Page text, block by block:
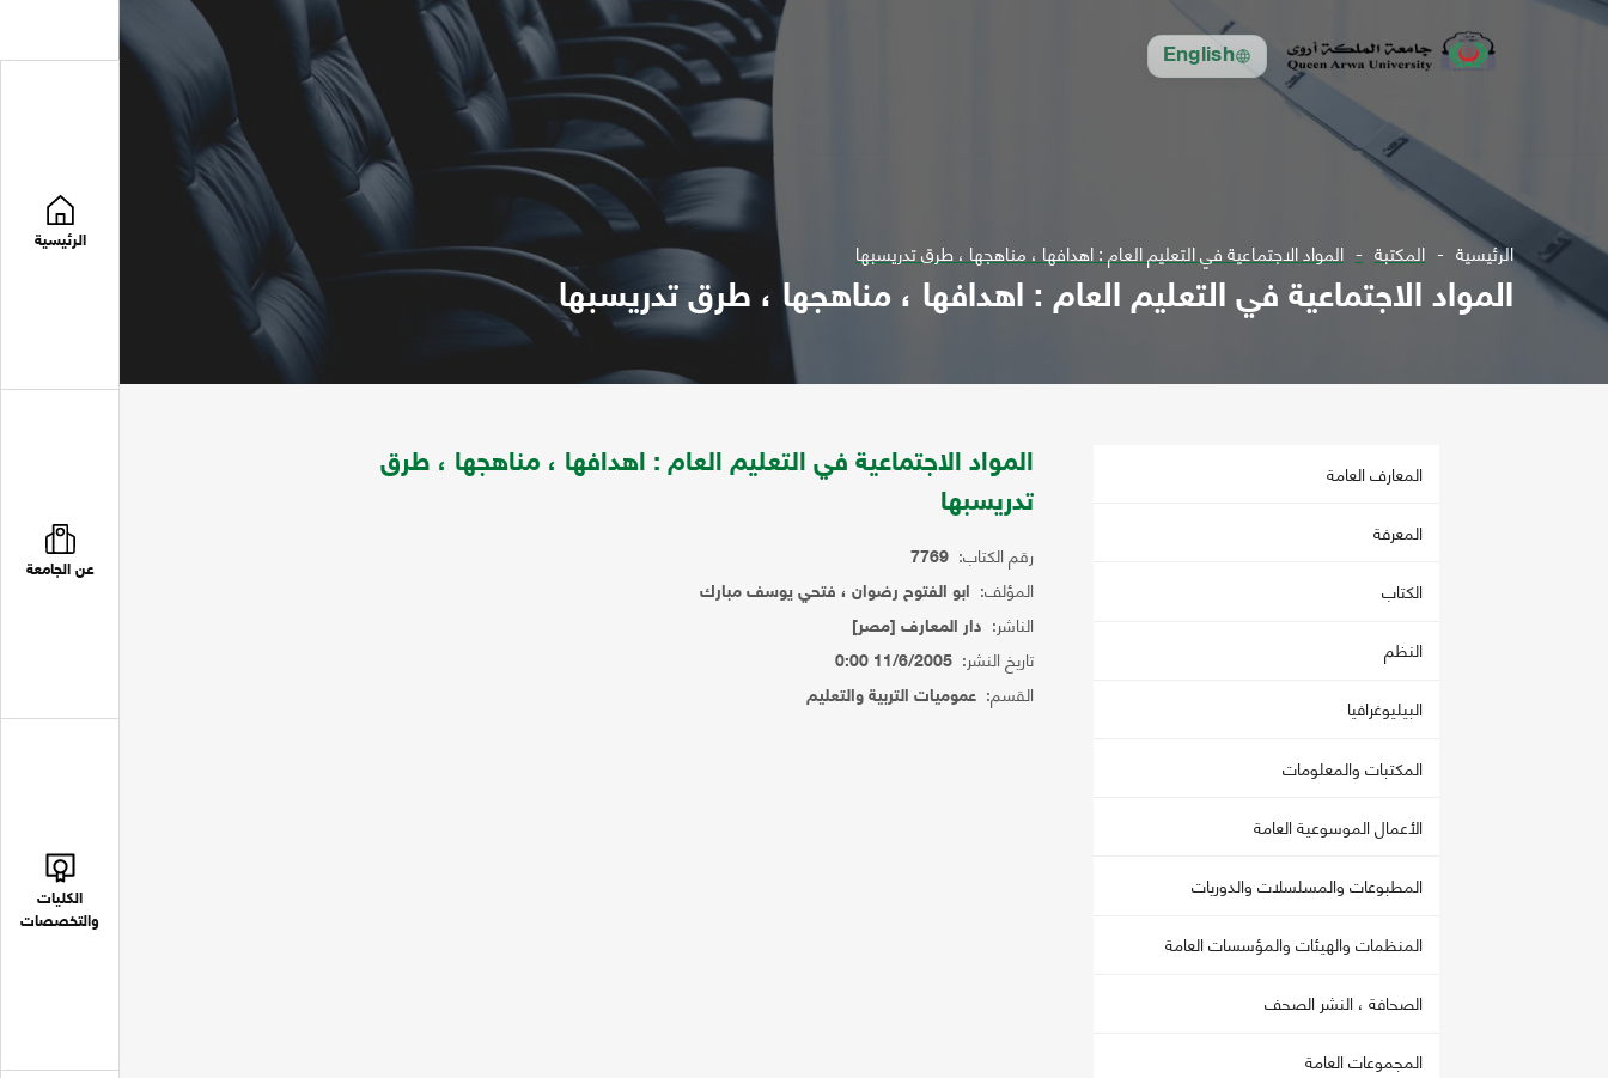
English
الرئيسية
عن الجامعة
الكليات
والتخصصات
الرئيسية المكتبة المواد الاجتماعية في التعليم العام : اهدافها ، مناهجها ، طرق تدريسبها
المواد الاجتماعية في التعليم العام : اهدافها ، مناهجها ، طرق تدريسبها
المعارف العامة
المعرفة
الكتاب
النظم
البيليوغرافيا
المكتبات والمعلومات
الأعمال الموسوعية العامة
المطبوعات والمسلسلات والدوريات
المنظمات والهيئات والمؤسسات العامة
الصحافة ، النشر الصحف
المجموعات العامة
المواد الاجتماعية في التعليم العام : اهدافها ، مناهجها ، طرق
تدريسبها
رقم الكتاب: 7769
المؤلف: ابو الفتوح رضوان ، فتحي يوسف مبارك
الناشر: دار المعارف [مصر]
تاريخ النشر: 11/6/2005 0:00
القسم: عموميات التربية والتعليم